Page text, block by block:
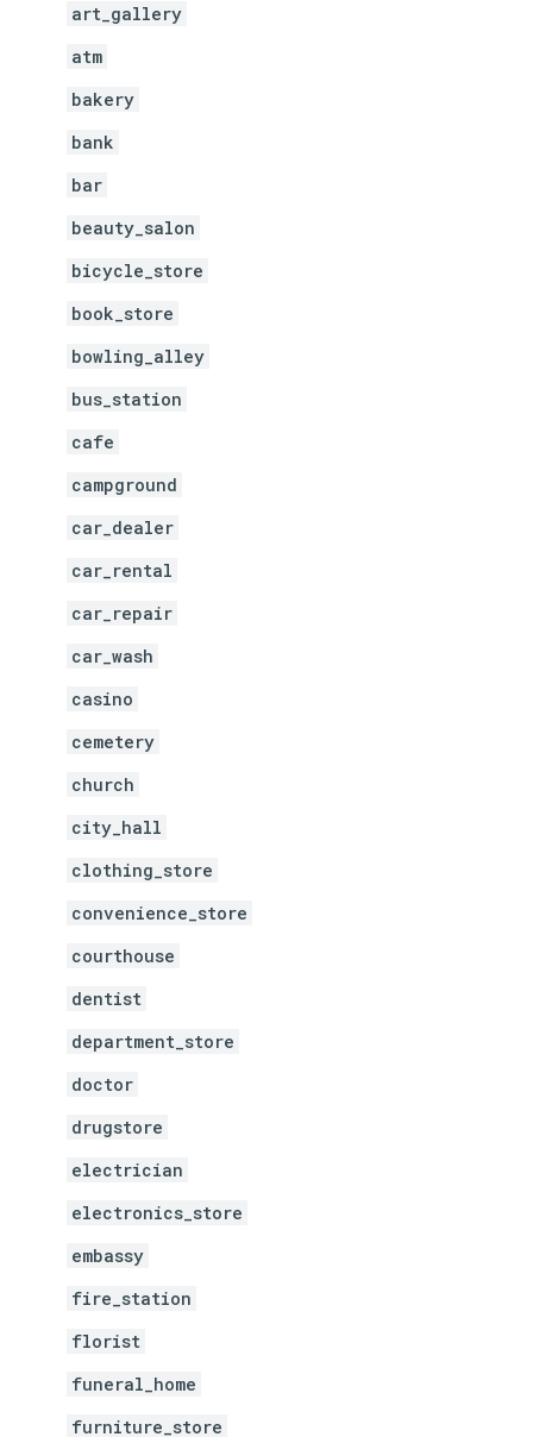
art_gallery
atm
bakery
bank
bar
beauty_salon
bicycle_store
book_store
bowling_alley
bus_station
cafe
campground
car_dealer
car_rental
car_repair
car_wash
casino
cemetery
church
city_hall
clothing_store
convenience_store
courthouse
dentist
department_store
doctor
drugstore
electrician
electronics_store
embassy
fire_station
florist
funeral_home
furniture_store